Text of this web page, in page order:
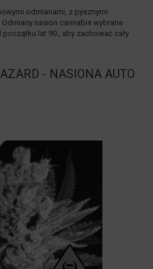
odmianami, z pysznymi
nasion cannabis wybrane
lat 90., aby zachować cały
- NASIONA AUTO